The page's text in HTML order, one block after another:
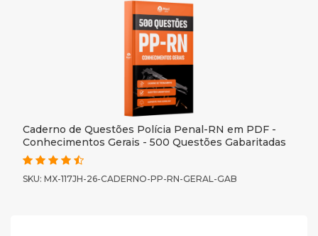
Caderno de Questões Polícia Penal-RN em PDF -
Conhecimentos Gerais - 500 Questões Gabaritadas
SKU: MX-117JH-26-CADERNO-PP-RN-GERAL-GAB